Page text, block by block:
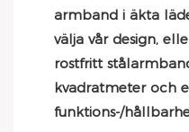
armband i äkta
välja vår design,
rostfritt
kvadratmeter och
funktions-/